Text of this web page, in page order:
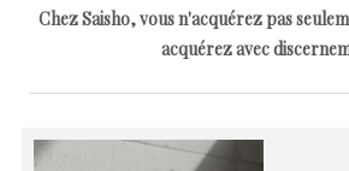
Chez Saisho, vous n'acquérez pas
acquérez avec